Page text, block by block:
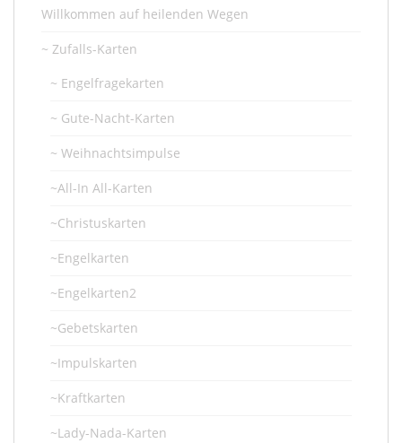
Willkommen auf heilenden Wegen
~ Zufalls-Karten
~ Engelfragekarten
~ Gute-Nacht-Karten
~ Weihnachtsimpulse
~All-In All-Karten
~Christuskarten
~Engelkarten
~Engelkarten2
~Gebetskarten
~Impulskarten
~Kraftkarten
~Lady-Nada-Karten